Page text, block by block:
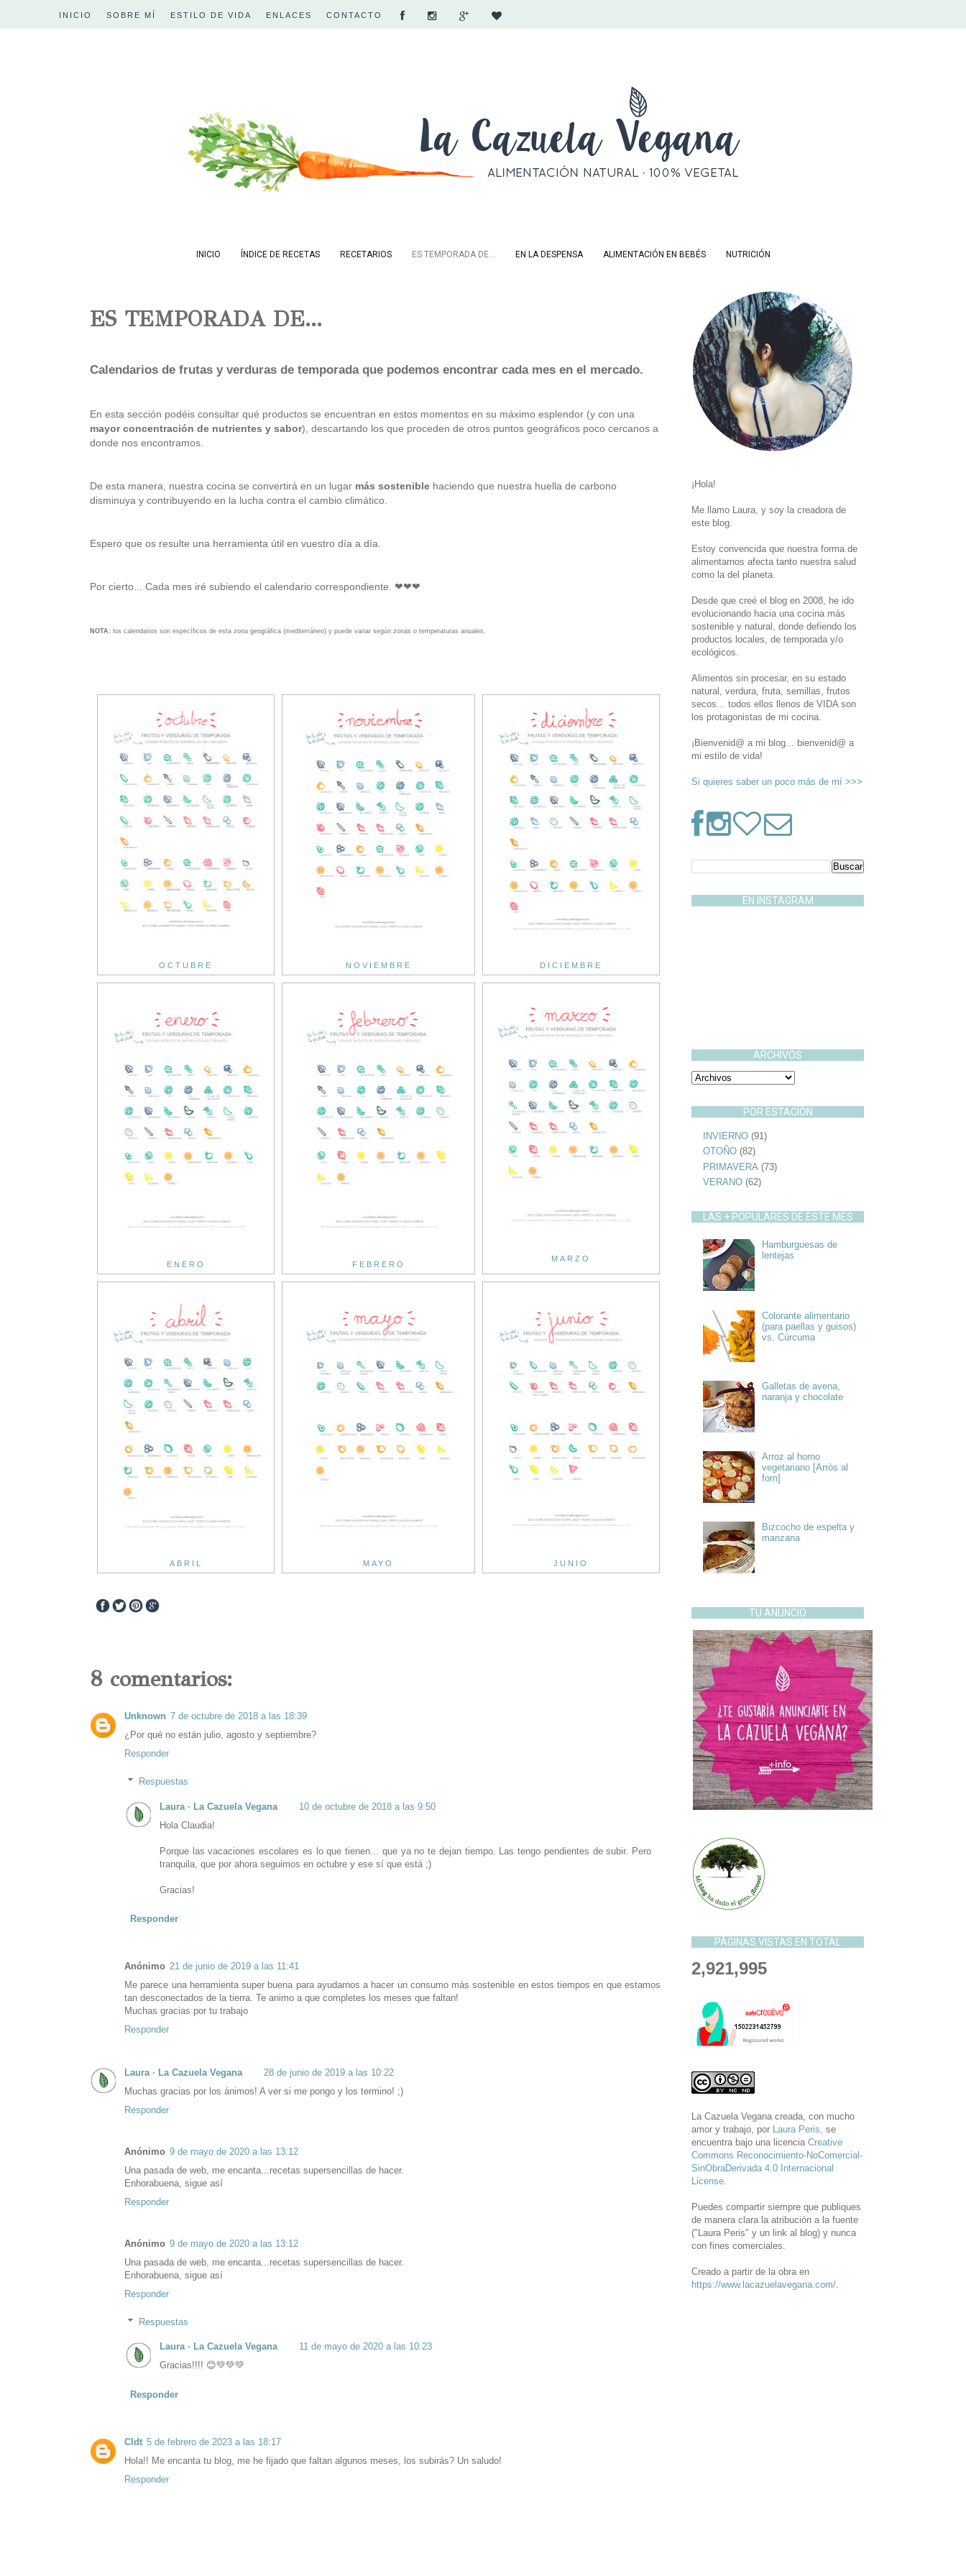
INICIO SOBRE MÍ ESTILO DE VIDA ENLACES CONTACTO
INICIO ÍNDICE DE RECETAS RECETARIOS ES TEMPORADA DE... EN LA DESPENSA ALIMENTACIÓN EN BEBÉS NUTRICIÓN
ES TEMPORADA DE...
Calendarios de frutas y verduras de temporada que podemos encontrar cada mes en el mercado.
En esta sección podéis consultar qué productos se encuentran en estos momentos en su máximo esplendor (y con una
mayor concentración de nutrientes y sabor), descartando los que proceden de otros puntos geográficos poco cercanos a
donde nos encontramos.
De esta manera, nuestra cocina se convertirá en un lugar más sostenible haciendo que nuestra huella de carbono
disminuya y contribuyendo en la lucha contra el cambio climático.
Espero que os resulte una herramienta útil en vuestro día a día.
Por cierto... Cada mes iré subiendo el calendario correspondiente. ❤❤❤
NOTA: los calendarios son específicos de esta zona geográfica (mediterráneo) y puede variar según zonas o temperaturas anuales.
OCTUBRE NOVIEMBRE DICIEMBRE
ENERO FEBRERO
MARZO
ABRIL MAYO JUNIO
8 comentarios:
Unknown 7 de octubre de 2018 a las 18:39
¿Por qué no están julio, agosto y septiembre?
Responder
Respuestas
Laura · La Cazuela Vegana
10 de octubre de 2018 a las 9:50
Hola Claudia!
Porque las vacaciones escolares es lo que tienen... que ya no te dejan tiempo. Las tengo pendientes de subir. Pero
tranquila, que por ahora seguimos en octubre y ese sí que está ;)
Gracias!
Responder
Anónimo 21 de junio de 2019 a las 11:41
Me parece una herramienta super buena para ayudarnos a hacer un consumo más sostenible en estos tiempos en que estamos
tan desconectados de la tierra. Te animo a que completes los meses que faltan!
Muchas gracias por tu trabajo
Responder
Laura · La Cazuela Vegana
28 de junio de 2019 a las 10:22
Muchas gracias por los ánimos! A ver si me pongo y los termino! ;)
Responder
Anónimo 9 de mayo de 2020 a las 13:12
Una pasada de web, me encanta...recetas supersencillas de hacer.
Enhorabuena, sigue así
Responder
Anónimo 9 de mayo de 2020 a las 13:12
Una pasada de web, me encanta...recetas supersencillas de hacer.
Enhorabuena, sigue así
Responder
Respuestas
Laura · La Cazuela Vegana
11 de mayo de 2020 a las 10:23
Gracias!!!! 😊💚💚💚
Responder
Cldt 5 de febrero de 2023 a las 18:17
Hola!! Me encanta tu blog, me he fijado que faltan algunos meses, los subirás? Un saludo!
Responder
¡Hola!
Me llamo Laura, y soy la creadora de
este blog.
Estoy convencida que nuestra forma de
alimentarnos afecta tanto nuestra salud
como la del planeta.
Desde que creé el blog en 2008, he ido
evolucionando hacia una cocina más
sostenible y natural, donde defiendo los
productos locales, de temporada y/o
ecológicos.
Alimentos sin procesar, en su estado
natural, verdura, fruta, semillas, frutos
secos... todos ellos llenos de VIDA son
los protagonistas de mi cocina.
¡Bienvenid@ a mi blog... bienvenid@ a
mi estilo de vida!
Si quieres saber un poco más de mí >>>
EN INSTAGRAM
ARCHIVOS
POR ESTACIÓN
INVIERNO (91)
OTOÑO (82)
PRIMAVERA (73)
VERANO (62)
LAS + POPULARES DE ESTE MES
Hamburguesas de
lentejas
Colorante alimentario
(para paellas y guisos)
vs. Cúrcuma
Galletas de avena,
naranja y chocolate
Arroz al horno
vegetariano [Arròs al
forn]
Bizcocho de espelta y
manzana
TU ANUNCIO
PÁGINAS VISTAS EN TOTAL
2,921,995
La Cazuela Veganacreada, con mucho
amor y trabajo, por Laura Peris, se
encuentra bajo una licencia Creative
Commons Reconocimiento-NoComercial-
SinObraDerivada 4.0 Internacional
License.
Puedes compartir siempre que publiques
de manera clara la atribución a la fuente
("Laura Peris" y un link al blog) y nunca
con fines comerciales.
Creado a partir de la obra en
https://www.lacazuelavegana.com/.